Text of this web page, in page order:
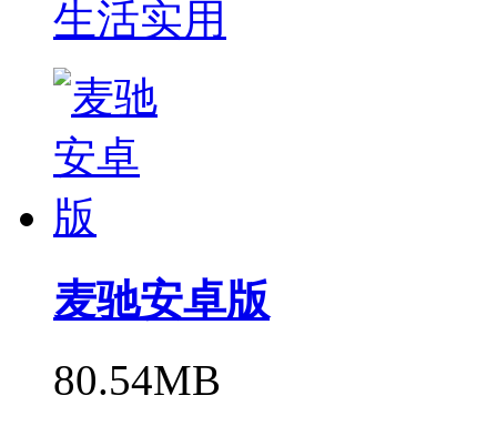
生活实用
麦驰安卓版
80.54MB